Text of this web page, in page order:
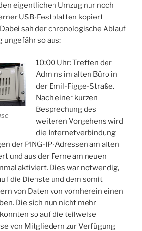
eigentlichen Umzug nur noch
USB-Festplatten kopiert
sah der chronologische Ablauf
ungefähr so aus:
10:00 Uhr: Treffen der
Admins im alten Büro in
der Emil-Figge-Straße.
Nach einer kurzen
Besprechung des
weiteren Vorgehens wird
die Internetverbindung
der PING-IP-Adressen am alten
und aus der Ferne am neuen
aktiviert. Dies war notwendig,
die Dienste und dem somit
von Daten von vornherein einen
Die sich nun nicht mehr
so auf die teilweise
von Mitgliedern zur Verfügung